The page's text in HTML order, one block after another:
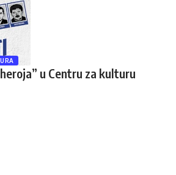
u Centru za kulturu